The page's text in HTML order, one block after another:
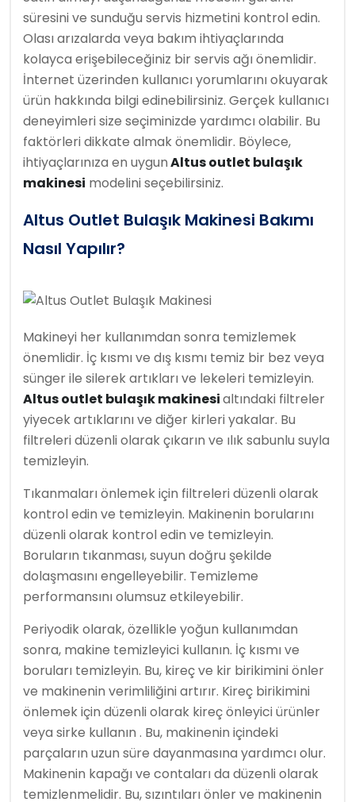
süresini ve sunduğu servis hizmetini kontrol edin.
Olası arızalarda veya bakım ihtiyaçlarında
kolayca erişebileceğiniz bir servis ağı önemlidir.
İnternet üzerinden kullanıcı yorumlarını okuyarak
ürün hakkında bilgi edinebilirsiniz. Gerçek kullanıcı
deneyimleri size seçiminizde yardımcı olabilir. Bu
faktörleri dikkate almak önemlidir. Böylece,
ihtiyaçlarınıza en uygunAltus outlet bulaşık
makinesi modelini seçebilirsiniz.
Altus Outlet Bulaşık Makinesi Bakımı
Nasıl Yapılır?
Makineyi her kullanımdan sonra temizlemek
önemlidir. İç kısmı ve dış kısmı temiz bir bez veya
sünger ile silerek artıkları ve lekeleri temizleyin.
Altus outlet bulaşık makinesialtındaki filtreler
yiyecek artıklarını ve diğer kirleri yakalar. Bu
filtreleri düzenli olarak çıkarın ve ılık sabunlu suyla
temizleyin.
Tıkanmaları önlemek için filtreleri düzenli olarak
kontrol edin ve temizleyin. Makinenin borularını
düzenli olarak kontrol edin ve temizleyin.
Boruların tıkanması, suyun doğru şekilde
dolaşmasını engelleyebilir. Temizleme
performansını olumsuz etkileyebilir.
Periyodik olarak, özellikle yoğun kullanımdan
sonra, makine temizleyici kullanın. İç kısmı ve
boruları temizleyin. Bu, kireç ve kir birikimini önler
ve makinenin verimliliğini artırır. Kireç birikimini
önlemek için düzenli olarak kireç önleyici ürünler
veya sirke kullanın . Bu, makinenin içindeki
parçaların uzun süre dayanmasına yardımcı olur.
Makinenin kapağı ve contaları da düzenli olarak
temizlenmelidir. Bu, sızıntıları önler ve makinenin